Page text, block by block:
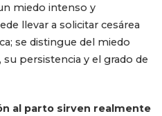
miedo intenso y
llevar a solicitar cesárea
se distingue del miedo
persistencia y el grado de
al parto sirven realmente